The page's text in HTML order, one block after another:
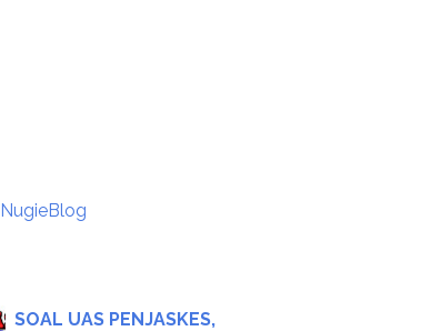
NugieBlog
SOAL UAS PENJASKES,